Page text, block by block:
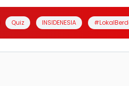
Quiz INSIDENESIA